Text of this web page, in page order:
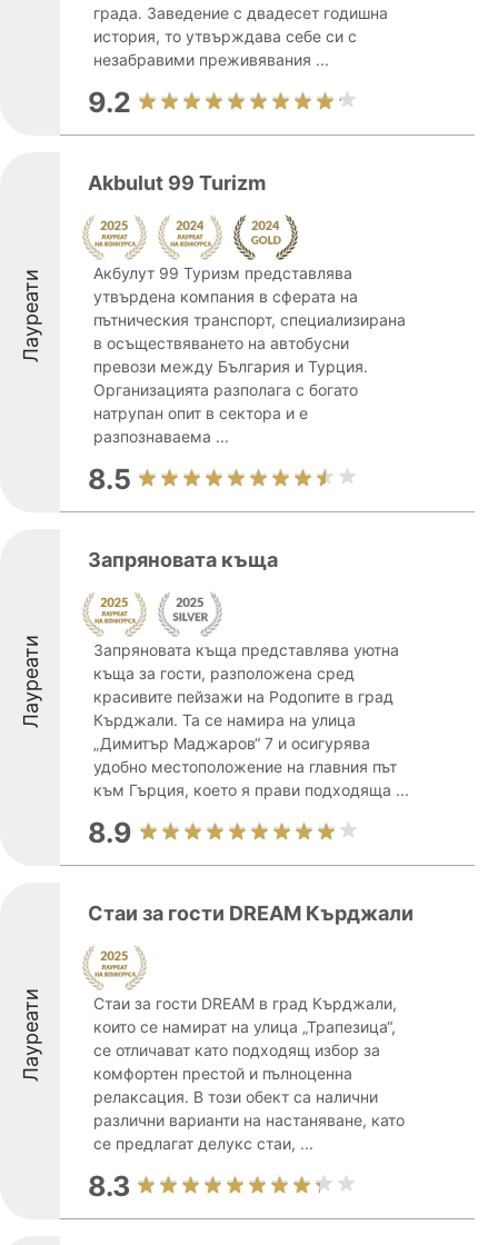
града. Заведение с двадесет годишна
история, то утвърждава себе си с
незабравими преживявания ...
9.2
Лауреати
Akbulut 99 Turizm
Акбулут 99 Туризм представлява
утвърдена компания в сферата на
пътническия транспорт, специализирана
в осъществяването на автобусни
превози между България и Турция.
Организацията разполага с богато
натрупан опит в сектора и е
разпознаваема ...
8.5
Лауреати
Запряновата къща
Запряновата къща представлява уютна
къща за гости, разположена сред
красивите пейзажи на Родопите в град
Кърджали. Та се намира на улица
„Димитър Маджаров“ 7 и осигурява
удобно местоположение на главния път
към Гърция, което я прави подходяща ...
8.9
Лауреати
Стаи за гости DREAM Кърджали
Стаи за гости DREAM в град Кърджали,
които се намират на улица „Трапезица“,
се отличават като подходящ избор за
комфортен престой и пълноценна
релаксация. В този обект са налични
различни варианти на настаняване, като
се предлагат делукс стаи, ...
8.3